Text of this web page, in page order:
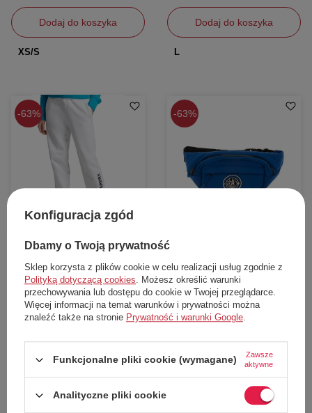
Dodaj do koszyka
XS/S
Dodaj do koszyka
L
63%
W PROMOCJI
Spodnie damskie Superdry Code
Superdry
Cena katalogowa:339,00 zł
125,00 zł
Najniższa cena z 30 dni przed obniżką:
147,00 zł
M
63%
Nerka Superdry Mountain saszetka
Superdry
Cena katalogowa:129,00 zł
48,00 zł
Najniższa cena z 30 dni przed obniżką:
67,00 zł
uniwersalny
Konfiguracja zgód
Dbamy o Twoją prywatność
Sklep korzysta z plików cookie w celu realizacji usług zgodnie z
Polityką dotyczącą cookies. Możesz określić warunki
przechowywania lub dostępu do cookie w Twojej przeglądarce.
Więcej informacji na temat warunków i prywatności można
znaleźć także na stronie Prywatność i warunki Google.
Funkcjonalne pliki cookie (wymagane)
Zawsze
aktywne
Analityczne pliki cookie